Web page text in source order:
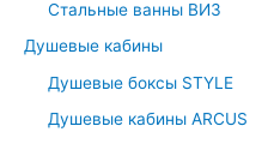
:
Стальные ванны ВИЗ
Душевые кабины
Душевые боксы STYLE
Душевые кабины ARCUS